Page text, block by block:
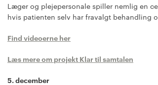
Læger og plejepersonale spiller nemlig en
hvis patienten selv har fravalgt behandling
Find videoerne her
Læs mere om projekt Klar til samtalen
5. december